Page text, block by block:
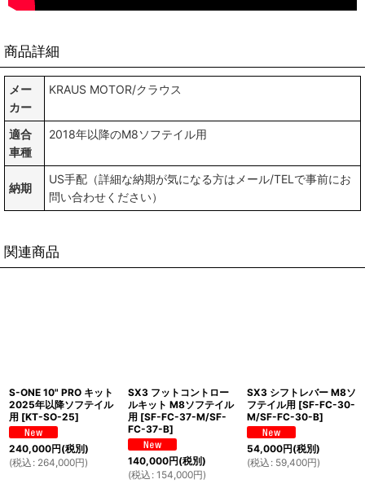
商品詳細
メー
カー
KRAUS MOTOR/クラウス
適合
車種
2018年以降のM8ソフテイル用
納期
US手配（詳細な納期が気になる方はメール/TELで事前にお
問い合わせください）
関連商品
S-ONE 10" PRO キット
2025年以降ソフテイル
用 [KT-SO-25]
240,000円(税別)
(税込 : 264,000円)
SX3 フットコントロー
ルキット M8ソフテイル
用 [SF-FC-37-M/SF-
FC-37-B]
140,000円(税別)
(税込 : 154,000円)
SX3 シフトレバー M8ソ
フテイル用 [SF-FC-30-
M/SF-FC-30-B]
54,000円(税別)
(税込 : 59,400円)